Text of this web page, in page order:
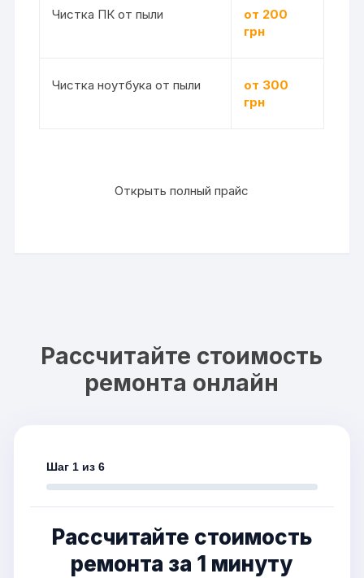
Чистка ПК от пыли
от 200
грн
Чистка ноутбука от пыли
от 300
грн
Открыть полный прайс
Рассчитайте стоимость
ремонта онлайн
Шаг 1 из 6
Рассчитайте стоимость
ремонта за 1 минуту